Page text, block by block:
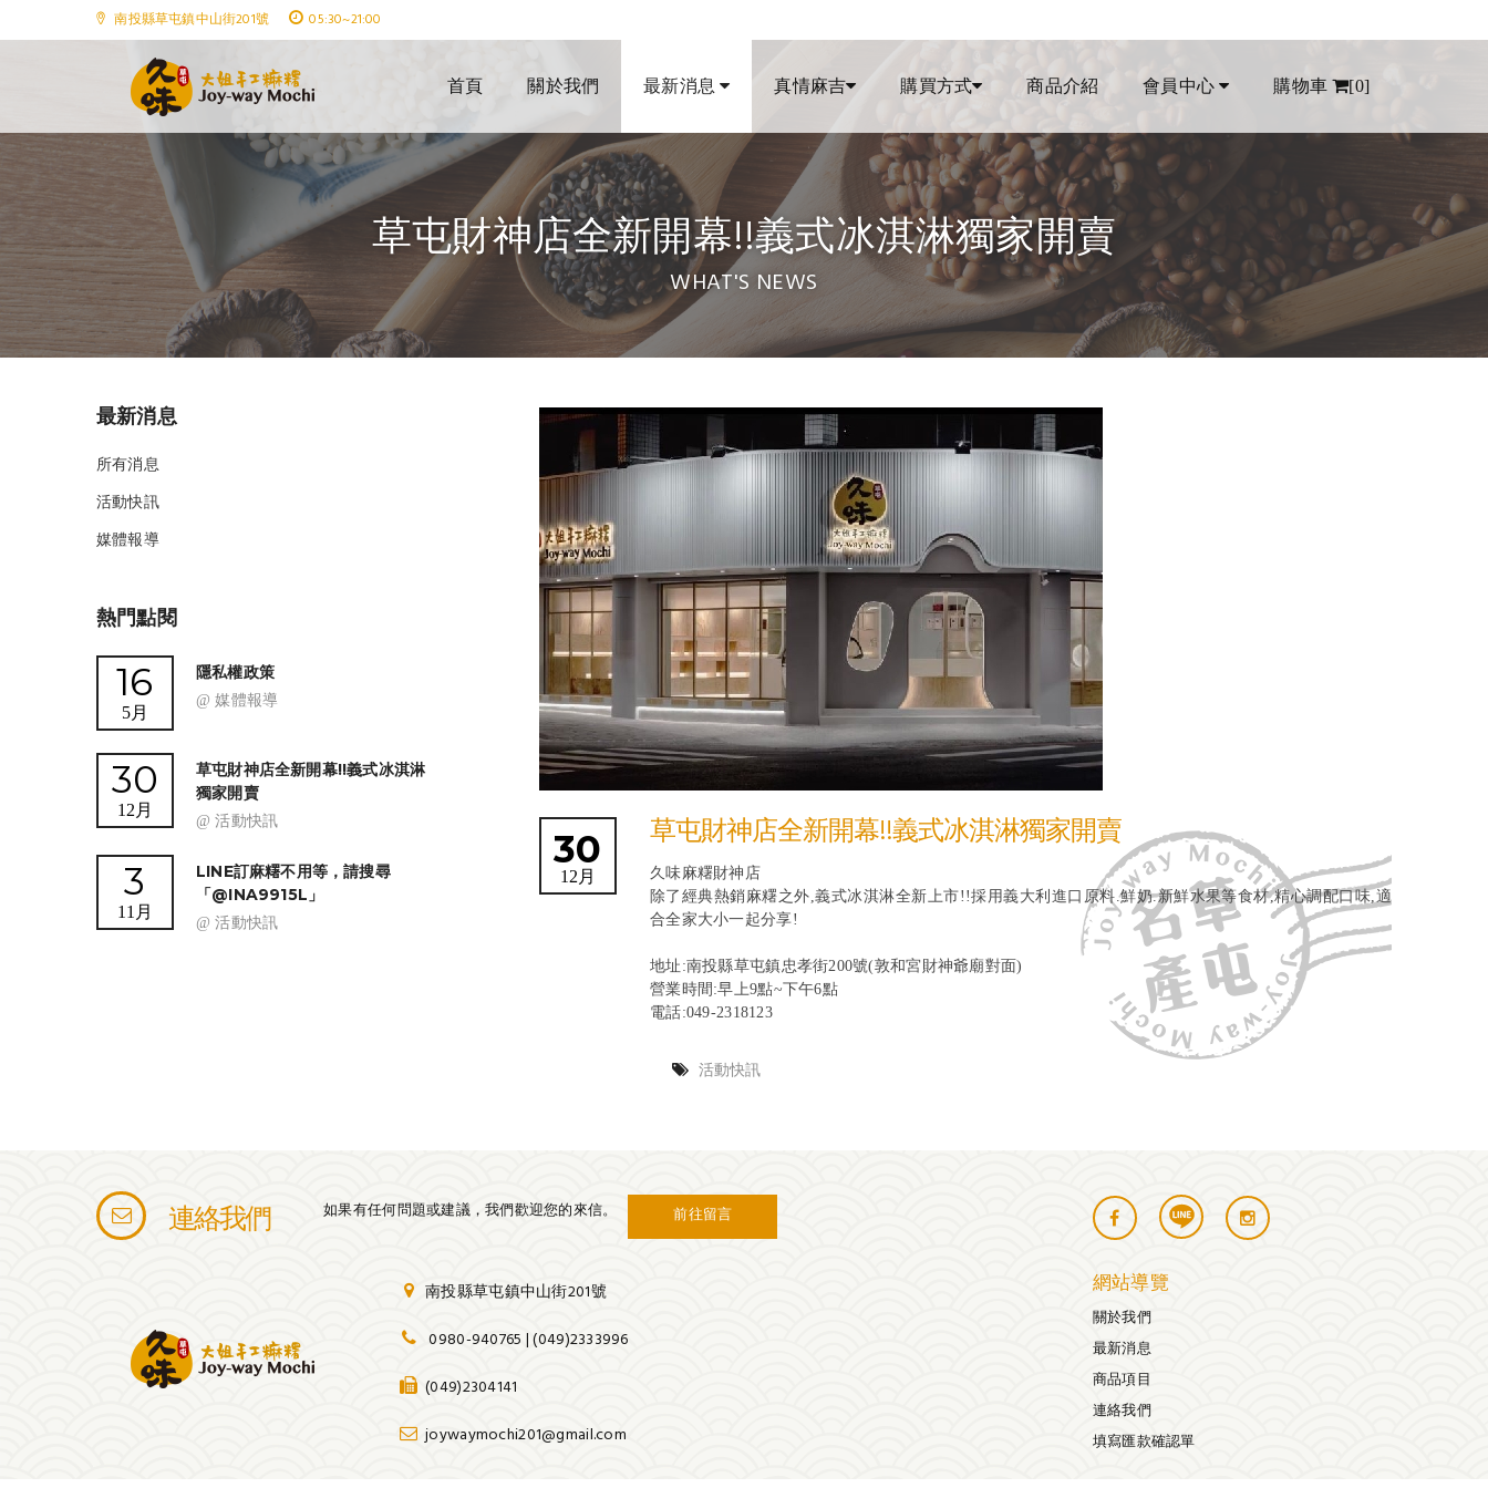
南投縣草屯鎮中山街201號 05:30~21:00
首頁 關於我們 最新消息 真情麻吉 購買方式 商品介紹 會員中心 購物車 [0]
草屯財神店全新開幕!!義式冰淇淋獨家開賣
WHAT'S NEWS
30
12月
草屯財神店全新開幕!!義式冰淇淋獨家開賣
久味麻糬財神店
除了經典熱銷麻糬之外,義式冰淇淋全新上市!!採用義大利進口原料.鮮奶.新鮮水果等食材,精心調配口味,適
合全家大小一起分享!
地址:南投縣草屯鎮忠孝街200號(敦和宮財神爺廟對面)
營業時間:早上9點~下午6點
電話:049-2318123
活動快訊
最新消息
所有消息
活動快訊
媒體報導
熱門點閱
16
5月
隱私權政策
@ 媒體報導
30
12月
草屯財神店全新開幕!!義式冰淇淋
獨家開賣
@ 活動快訊
3
11月
LINE訂麻糬不用等，請搜尋
「@INA9915L」
@ 活動快訊
連絡我們 如果有任何問題或建議，我們歡迎您的來信。 前往留言
南投縣草屯鎮中山街201號
0980-940765 | (049)2333996
(049)2304141
joywaymochi201@gmail.com
網站導覽
關於我們
最新消息
商品項目
連絡我們
填寫匯款確認單